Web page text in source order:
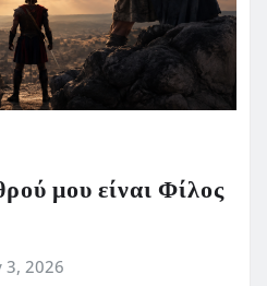
μου είναι Φίλος
3, 2026